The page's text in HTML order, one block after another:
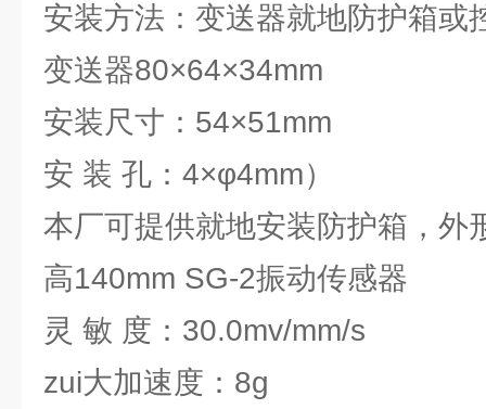
安装方法：变送器就地防护箱或
变送器80×64×34mm
安装尺寸：54×51mm
安 装 孔：4×φ4mm）
本厂可提供就地安装防护箱，外
高140mm SG-2振动传感器
灵 敏 度：30.0mv/mm/s
zui大加速度：8g